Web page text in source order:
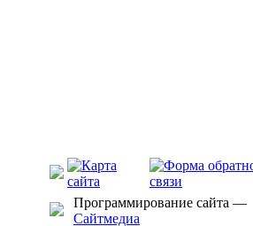
Программирование сайта —
Сайтмедиа